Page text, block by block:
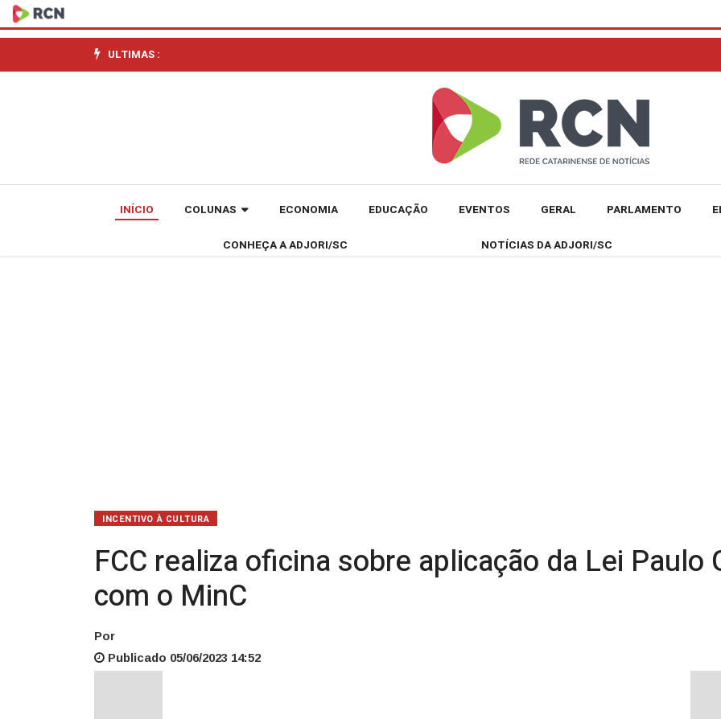
FCC
realiza
oficina
da
ULTIMAS :
INÍCIO COLUNAS ECONOMIA EDUCAÇÃO EVENTOS GERAL PARLAMENTO
CONHEÇA A ADJORI/SC NOTÍCIAS DA ADJORI/SC
INCENTIVO À CULTURA
FCC realiza oficina sobre aplicação da Lei Paulo
com o MinC
Por
Publicado 05/06/2023 14:52